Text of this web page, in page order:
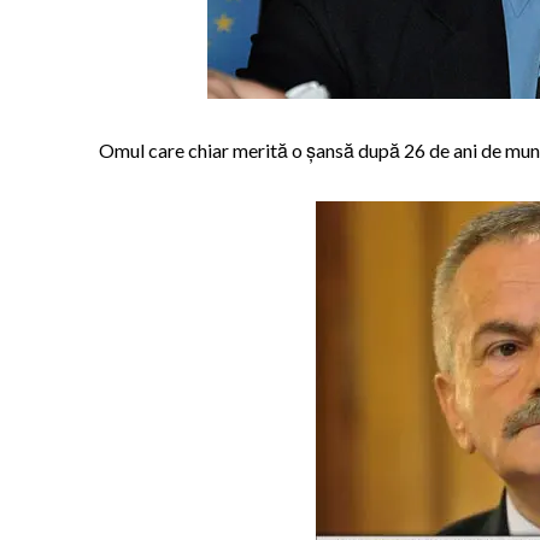
Omul care chiar merită o șansă după 26 de ani de